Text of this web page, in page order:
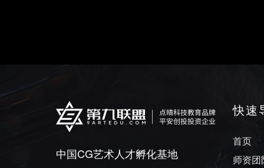
中国CG艺术人才孵化基地
快速
首页
师资团